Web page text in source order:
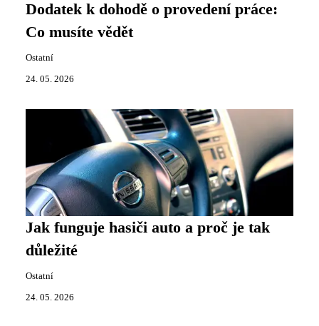
Dodatek k dohodě o provedení práce:
Co musíte vědět
Ostatní
24. 05. 2026
Jak funguje hasiči auto a proč je tak
důležité
Ostatní
24. 05. 2026